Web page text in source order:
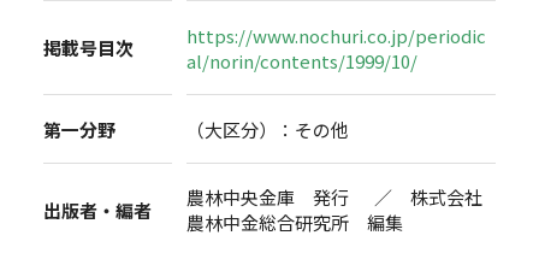
掲載号目次
https://www.nochuri.co.jp/periodic
al/norin/contents/1999/10/
第一分野 （大区分）：その他
出版者・編者
農林中央金庫 発行 ／ 株式会社
農林中金総合研究所 編集